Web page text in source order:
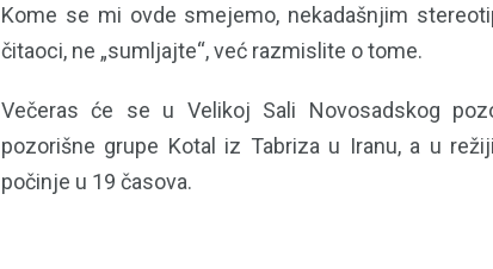
Kome se mi ovde smejemo, nekadašnjim
čitaoci, ne „sumljajte“, već razmislite o tome.
Večeras će se u Velikoj Sali Novosadskog
pozorišne grupe Kotal iz Tabriza u Iranu, a u
počinje u 19 časova.